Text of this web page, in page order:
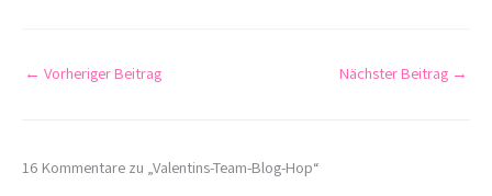
← Vorheriger Beitrag Nächster Beitrag →
16 Kommentare zu „Valentins-Team-Blog-Hop“